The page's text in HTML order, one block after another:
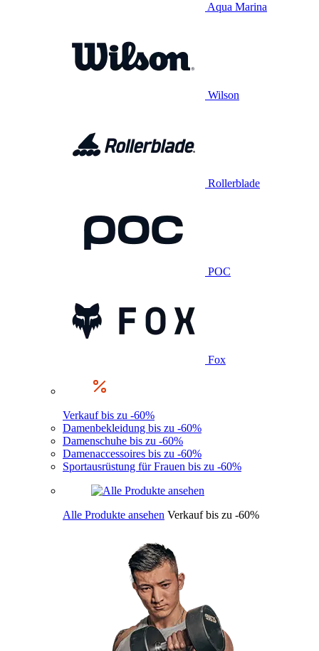
Aqua Marina
Wilson
Rollerblade
POC
Fox
Verkauf bis zu -60%
Damenbekleidung bis zu -60%
Damenschuhe bis zu -60%
Damenaccessoires bis zu -60%
Sportausrüstung für Frauen bis zu -60%
Alle Produkte ansehen Verkauf bis zu -60%